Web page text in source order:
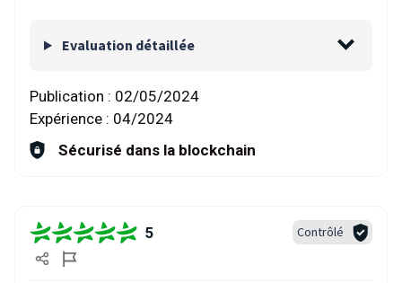
Evaluation détaillée
Publication : 02/05/2024
Expérience : 04/2024
Sécurisé dans la blockchain
5 Contrôlé